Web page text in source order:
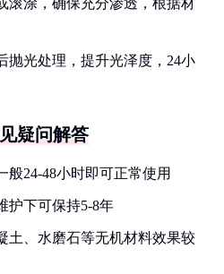
滚涂，确保充分渗透，根据材
抛光处理，提升光泽度，24小
疑问解答
24-48小时即可正常使用
护下可保持5-8年
土、水磨石等无机材料效果较